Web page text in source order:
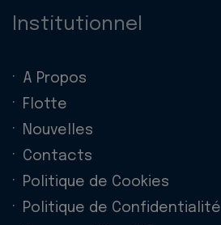
Institutionnel
A Propos
Flotte
Nouvelles
Contacts
Politique de Cookies
Politique de Confidentialité